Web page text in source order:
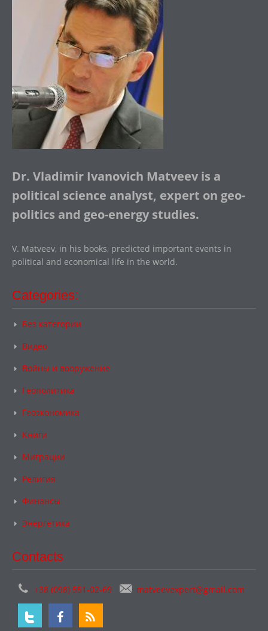
Dr. Vladimir Ivanovich Matveev is a
political science analyst, expert on geo-
politics and geo-energy studies.
V. Matveev, in his books, predicted important events in
political and economical life in the world.
Categories:
Без категории
Видео
Войны и вооружение
Геополитика
Геоэкономика
Книги
Миграции
Религия
Финансы
Энергетика
Contacts
+38 (098) 551-02-69 matveevexpert@gmail.com